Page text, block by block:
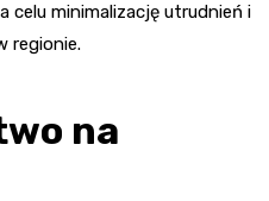
celu minimalizację utrudnień i
regionie.
na